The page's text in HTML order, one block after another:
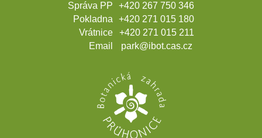
Správa PP
Pokladna
Vrátnice
Email
+420 267 750 346
+420 271 015 180
+420 271 015 211
park@ibot.cas.cz